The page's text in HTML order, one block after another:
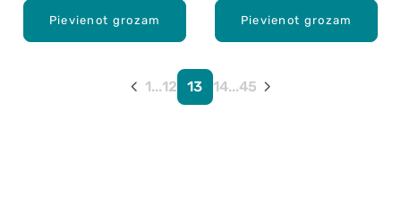
Pievienot grozam Pievienot grozam
1...12 13 14...45